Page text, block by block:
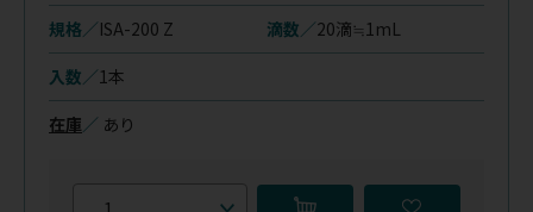
規格／ISA-200 Z 滴数／20滴≒1mL
入数／1本
在庫 ／ あり